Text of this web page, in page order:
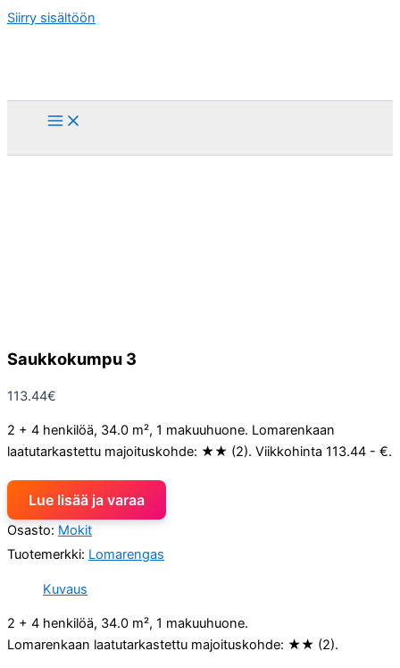
Siirry sisältöön
Saukkokumpu 3
113.44€
2 + 4 henkilöä, 34.0 m², 1 makuuhuone. Lomarenkaan
laatutarkastettu majoituskohde: ★★ (2). Viikkohinta 113.44 - €.
Lue lisää ja varaa
Osasto: Mokit
Tuotemerkki: Lomarengas
Kuvaus
2 + 4 henkilöä, 34.0 m², 1 makuuhuone.
Lomarenkaan laatutarkastettu majoituskohde: ★★ (2).